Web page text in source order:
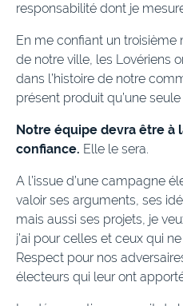
responsabilité dont je
En me confiant un
de notre ville, les Lovériens
dans l’histoire de notre
présent produit qu’une seule
Notre équipe devra être à
confiance. Elle le sera.
A l’issue d’une campagne
valoir ses arguments, ses
mais aussi ses projets, je
j’ai pour celles et ceux qui
Respect pour nos
électeurs qui leur ont